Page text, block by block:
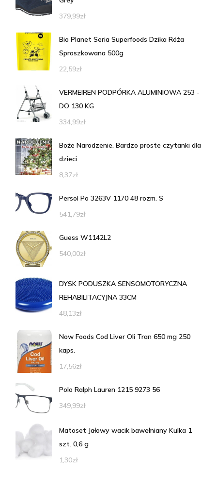
379,99zł
Bio Planet Seria Superfoods Dzika Róża
Sproszkowana 500g
22,59zł
VERMEIREN PODPÓRKA ALUMINIOWA 253 -
DO 130 KG
334,99zł
Boże Narodzenie. Bardzo proste czytanki dla
dzieci
8,37zł
Persol Po 3263V 1170 48 rozm. S
541,79zł
Guess W1142L2
540,00zł
DYSK PODUSZKA SENSOMOTORYCZNA
REHABILITACYJNA 33CM
48,13zł
Now Foods Cod Liver Oli Tran 650 mg 250
kaps.
17,56zł
Polo Ralph Lauren 1215 9273 56
349,99zł
Matoset Jałowy wacik bawełniany Kulka 1
szt. 0,6 g
1,30zł